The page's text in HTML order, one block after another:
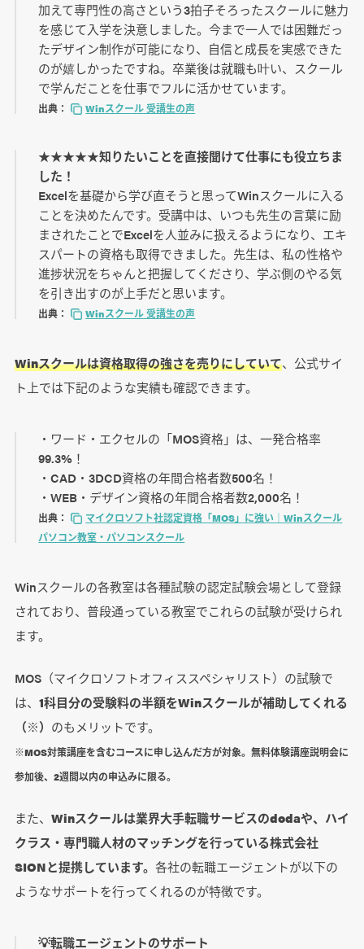
加えて専門性の高さという3拍子そろったスクールに魅力
を感じて入学を決意しました。今まで一人では困難だっ
たデザイン制作が可能になり、自信と成長を実感できた
のが嬉しかったですね。卒業後は就職も叶い、スクール
で学んだことを仕事でフルに活かせています。
出典： Winスクール 受講生の声
★★★★★知りたいことを直接聞けて仕事にも役立ちま
した！
Excelを基礎から学び直そうと思ってWinスクールに入る
ことを決めたんです。受講中は、いつも先生の言葉に励
まされたことでExcelを人並みに扱えるようになり、エキ
スパートの資格も取得できました。先生は、私の性格や
進捗状況をちゃんと把握してくださり、学ぶ側のやる気
を引き出すのが上手だと思います。
出典： Winスクール 受講生の声
Winスクールは資格取得の強さを売りにしていて、公式サイ
ト上では下記のような実績も確認できます。
・ワード・エクセルの「MOS資格」は、一発合格率
99.3%！
・CAD・3DCD資格の年間合格者数500名！
・WEB・デザイン資格の年間合格者数2,000名！
出典：
マイクロソフト社認定資格「MOS」に強い｜Winスクール
パソコン教室・パソコンスクール
Winスクールの各教室は各種試験の認定試験会場として登録
されており、普段通っている教室でこれらの試験が受けられ
ます。
MOS（マイクロソフトオフィススペシャリスト）の試験で
は、 1科目分の受験料の半額をWinスクールが補助してくれる
（※） のもメリットです。
※MOS対策講座を含むコースに申し込んだ方が対象。無料体験講座説明会に
参加後、2週間以内の申込みに限る。
また、 Winスクールは業界大手転職サービスのdodaや、ハイ
クラス・専門職人材のマッチングを行っている株式会社
SIONと提携しています。 各社の転職エージェントが以下の
ようなサポートを行ってくれるのが特徴です。
💡転職エージェントのサポート